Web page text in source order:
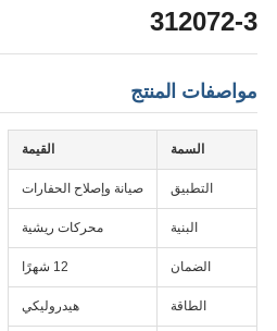
312072-3
مواصفات المنتج
السمة القيمة
التطبيق صيانة وإصلاح الحفارات
البنية محركات ريشية
الضمان 12 شهرًا
الطاقة هيدروليكي